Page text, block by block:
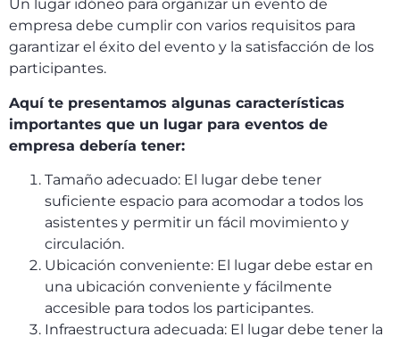
Un lugar idóneo para organizar un evento de
empresa debe cumplir con varios requisitos para
garantizar el éxito del evento y la satisfacción de los
participantes.
Aquí te presentamos algunas características
importantes que un lugar para eventos de
empresa debería tener:
Tamaño adecuado: El lugar debe tener
suficiente espacio para acomodar a todos los
asistentes y permitir un fácil movimiento y
circulación.
Ubicación conveniente: El lugar debe estar en
una ubicación conveniente y fácilmente
accesible para todos los participantes.
Infraestructura adecuada: El lugar debe tener la